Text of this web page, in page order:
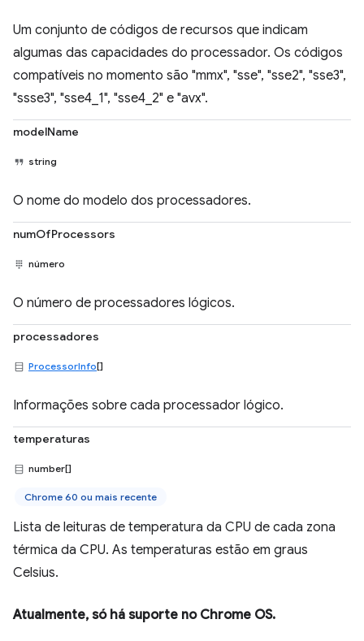
Um conjunto de códigos de recursos que indicam
algumas das capacidades do processador. Os códigos
compatíveis no momento são "mmx", "sse", "sse2", "sse3",
"ssse3", "sse4_1", "sse4_2" e "avx".
modelName
string
O nome do modelo dos processadores.
numOfProcessors
número
O número de processadores lógicos.
processadores
ProcessorInfo[]
Informações sobre cada processador lógico.
temperaturas
number[]
Chrome 60 ou mais recente
Lista de leituras de temperatura da CPU de cada zona
térmica da CPU. As temperaturas estão em graus
Celsius.
Atualmente, só há suporte no Chrome OS.